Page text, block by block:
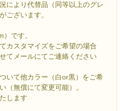
により代替品（同等以上のグレ
ございます。
です。
カスタマイズをご希望の場合
てメールにてご連絡ください
いて他カラー（白or黒）をご希
（無償にて変更可能）。
します